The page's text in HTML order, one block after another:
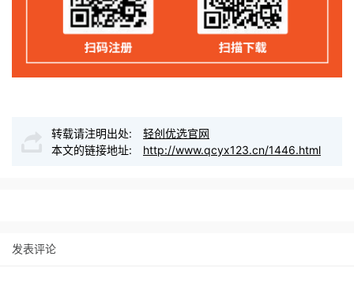
转载请注明出处:
轻创优选官网
本文的链接地址:
http://www.qcyx123.cn/1446.html
发表评论